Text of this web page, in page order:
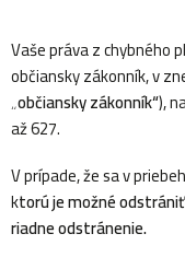
Vaše práva z chybného
občiansky zákonník, v
„občiansky zákonník“),
až 627.
V prípade, že sa v
ktorú je možné
riadne odstránenie.